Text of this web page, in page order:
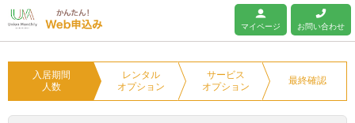
ユニオンマンスリー
マイページ お問い合わせ
入居期間
人数
レンタル
オプション
サービス
オプション
最終確認